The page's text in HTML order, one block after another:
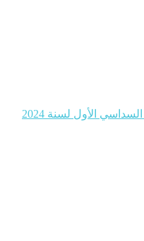
الأول لسنة 2024